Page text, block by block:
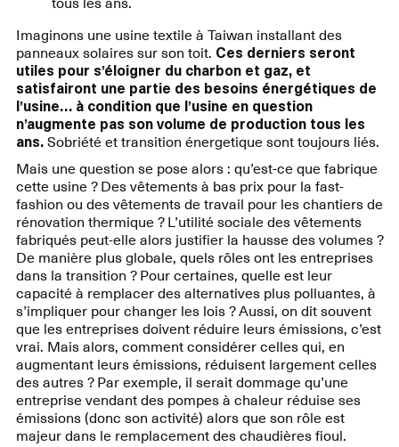
Imaginons une usine textile à Taiwan installant des
panneaux solaires sur son toit. Ces derniers seront
utiles pour s’éloigner du charbon et gaz, et
satisfairont une partie des besoins énergétiques de
l’usine… à condition que l’usine en question
n’augmente pas son volume de production tous les
ans.Sobriété et transition énergetique sont toujours liés.
Mais une question se pose alors : qu’est-ce que fabrique
cette usine ? Des vêtements à bas prix pour la fast-
fashion ou des vêtements de travail pour les chantiers de
rénovation thermique ? L’utilité sociale des vêtements
fabriqués peut-elle alors justifier la hausse des volumes ?
De manière plus globale, quels rôles ont les entreprises
dans la transition ? Pour certaines, quelle est leur
capacité à remplacer des alternatives plus polluantes, à
s’impliquer pour changer les lois ? Aussi, on dit souvent
que les entreprises doivent réduire leurs émissions, c’est
vrai. Mais alors, comment considérer celles qui, en
augmentant leurs émissions, réduisent largement celles
des autres ? Par exemple, il serait dommage qu’une
entreprise vendant des pompes à chaleur réduise ses
émissions (donc son activité) alors que son rôle est
majeur dans le remplacement des chaudières fioul.